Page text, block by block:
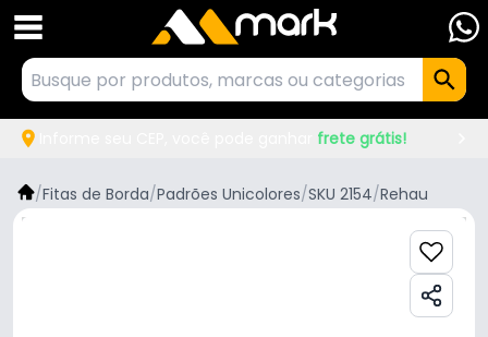
frete grátis!
/Fitas de Borda/Padrões Unicolores/SKU 2154/Rehau